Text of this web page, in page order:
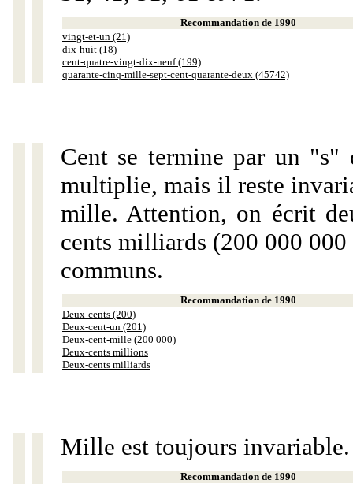
Recommandation de 1990
vingt-et-un (21)
dix-huit (18)
cent-quatre-vingt-dix-neuf (199)
quarante-cinq-mille-sept-cent-quarante-deux (45742)
Cent se termine par un "s"
multiplie, mais il reste
mille. Attention, on écrit
cents milliards (200 000
communs.
Recommandation de 1990
Deux-cents (200)
Deux-cent-un (201)
Deux-cent-mille (200 000)
Deux-cents millions
Deux-cents milliards
Mille est toujours invariable.
Recommandation de 1990